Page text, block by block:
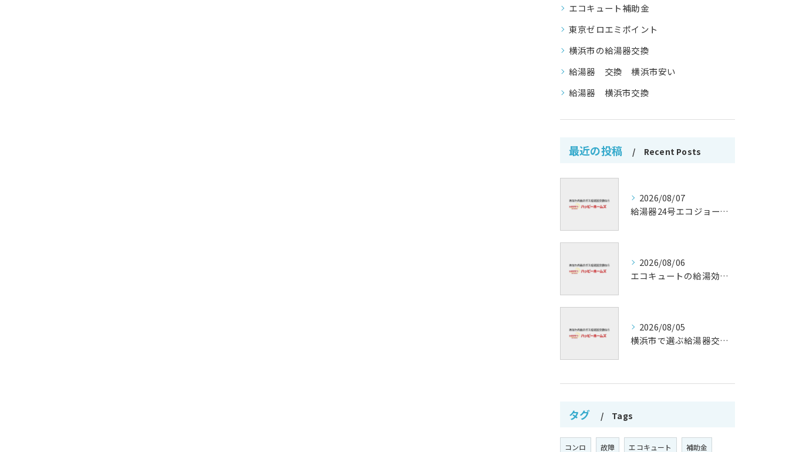
エコキュート補助金
東京ゼロエミポイント
横浜市の給湯器交換
給湯器 交換 横浜市安い
給湯器 横浜市交換
最近の投稿 Recent Posts
2026/08/07
給湯器24号エコジョーズの省エネ技術解説
2026/08/06
エコキュートの給湯効率と省エネ効果
2026/08/05
横浜市で選ぶ給湯器交換の口コミ分析
タグ Tags
コンロ 故障 エコキュート 補助金